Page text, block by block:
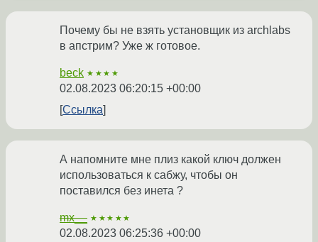
Почему бы не взять установщик из archlabs
в апстрим? Уже ж готовое.
beck ★★★★
02.08.2023 06:20:15 +00:00
Ссылка
А напомните мне плиз какой ключ должен
использоваться к сабжу, чтобы он
поставился без инета ?
mx__ ★★★★★
02.08.2023 06:25:36 +00:00